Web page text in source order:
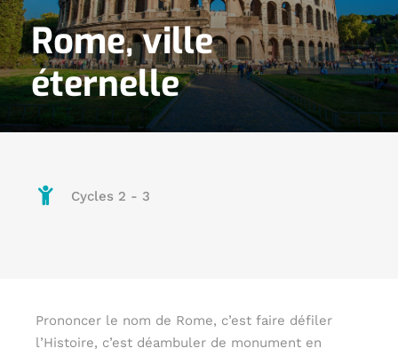
Rome, ville
éternelle
Cycles 2 - 3
Prononcer le nom de Rome, c’est faire défiler
l’Histoire, c’est déambuler de monument en